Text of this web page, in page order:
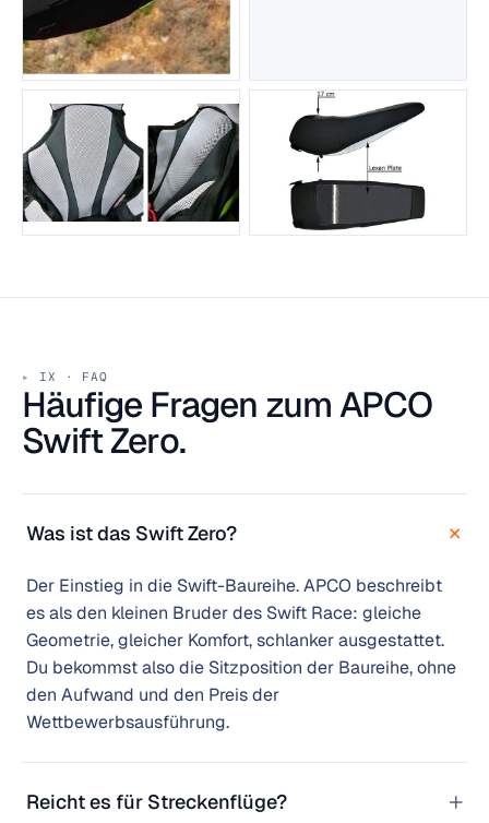
IX · FAQ
Häufige Fragen zum APCO
Swift Zero.
Was ist das Swift Zero? +
Der Einstieg in die Swift-Baureihe. APCO beschreibt
es als den kleinen Bruder des Swift Race: gleiche
Geometrie, gleicher Komfort, schlanker ausgestattet.
Du bekommst also die Sitzposition der Baureihe, ohne
den Aufwand und den Preis der
Wettbewerbsausführung.
Reicht es für Streckenflüge? +